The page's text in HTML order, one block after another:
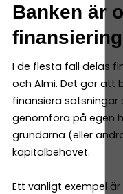
Banken är
I de flesta fall delas
och Almi. Det gör att
finansiera
genomföra på egen
grundarna (eller
kapitalbehovet.
Ett vanligt exempel